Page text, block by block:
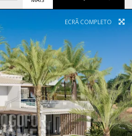
ECRÃ COMPLETO